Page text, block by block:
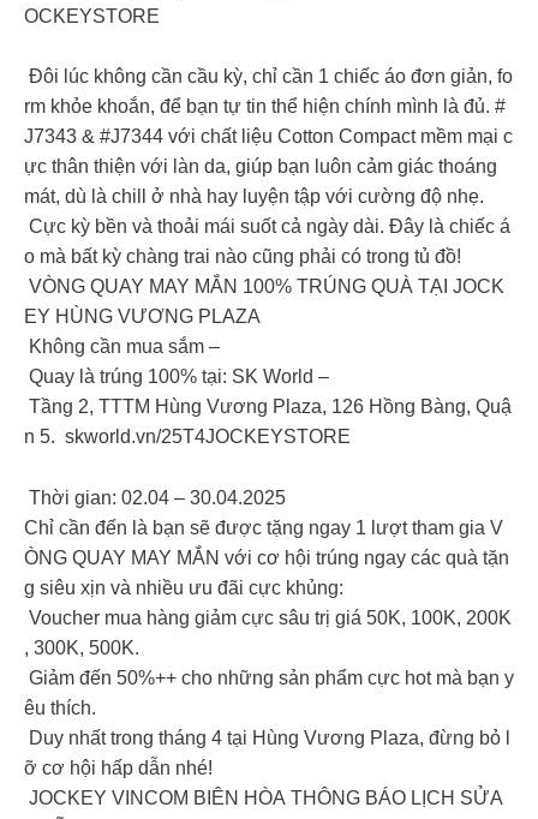
OCKEYSTORE
Đôi lúc không cần cầu kỳ, chỉ cần 1 chiếc áo đơn giản, fo
rm khỏe khoắn, để bạn tự tin thể hiện chính mình là đủ. #
J7343 & #J7344 với chất liệu Cotton Compact mềm mại c
ực thân thiện với làn da, giúp bạn luôn cảm giác thoáng
mát, dù là chill ở nhà hay luyện tập với cường độ nhẹ.
Cực kỳ bền và thoải mái suốt cả ngày dài. Đây là chiếc á
o mà bất kỳ chàng trai nào cũng phải có trong tủ đồ!
VÒNG QUAY MAY MẮN 100% TRÚNG QUÀ TẠI JOCK
EY HÙNG VƯƠNG PLAZA
Không cần mua sắm –
Quay là trúng 100% tại: SK World –
Tầng 2, TTTM Hùng Vương Plaza, 126 Hồng Bàng, Quậ
n 5. skworld.vn/25T4JOCKEYSTORE
Thời gian: 02.04 – 30.04.2025
Chỉ cần đến là bạn sẽ được tặng ngay 1 lượt tham gia V
ÒNG QUAY MAY MẮN với cơ hội trúng ngay các quà tặn
g siêu xịn và nhiều ưu đãi cực khủng:
Voucher mua hàng giảm cực sâu trị giá 50K, 100K, 200K
, 300K, 500K.
Giảm đến 50%++ cho những sản phẩm cực hot mà bạn y
êu thích.
Duy nhất trong tháng 4 tại Hùng Vương Plaza, đừng bỏ l
ỡ cơ hội hấp dẫn nhé!
JOCKEY VINCOM BIÊN HÒA THÔNG BÁO LỊCH SỬA